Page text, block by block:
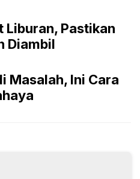
Liburan, Pastikan
Diambil
Masalah, Ini Cara